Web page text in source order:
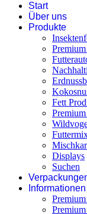
Start
Über uns
Produkte
Fett
Displays
Suchen
Informationen